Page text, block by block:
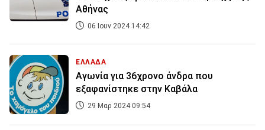
Αθήνας
06 Ιουν 2024 14:42
ΕΛΛΑΔΑ
Αγωνία για 36χρονο άνδρα που
εξαφανίστηκε στην Καβάλα
29 Μαρ 2024 09:54